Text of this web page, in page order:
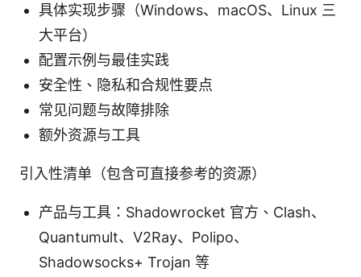
具体实现步骤（Windows、macOS、Linux 三
大平台）
配置示例与最佳实践
安全性、隐私和合规性要点
常见问题与故障排除
额外资源与工具
引入性清单（包含可直接参考的资源）
产品与工具：Shadowrocket 官方、Clash、
Quantumult、V2Ray、Polipo、
Shadowsocks+ Trojan 等